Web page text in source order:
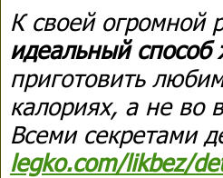
К своей огромной
идеальный
приготовить
калориях, а не во
Всеми секретами
legko.com/likbez/